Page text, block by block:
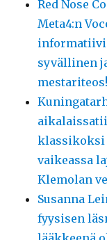
Red Nose
Meta4:n
syvällinen
mestariteos!
klassikoksi
vaikeassa
Klemolan
Susanna
fyysisen